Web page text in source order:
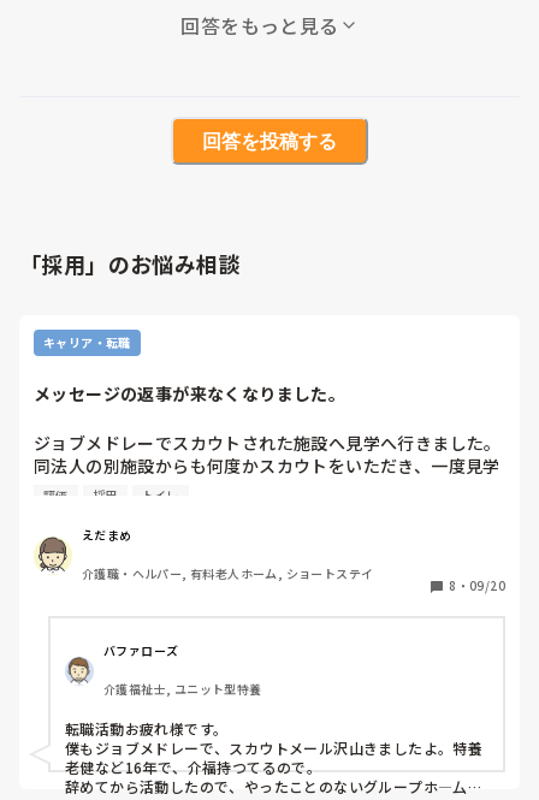
回答をもっと見る
回答を投稿する
「採用」のお悩み相談
キャリア・転職
メッセージの返事が来なくなりました。
ジョブメドレーでスカウトされた施設へ見学へ行きました。
同法人の別施設からも何度かスカウトをいただき、一度見学
へ行きましたがトイレが施設に一つしかなく辞退しました。
ならと思い行ったのですが、見学前はベタ褒めするような形
で送られてきていたメッセージがぱたりと止まり…。
現地でも、お時間をいただきありがとうございましたとお礼
ジも送ったのですが、一切返事がありません。
失礼な施設だな…と思うのですが、こんなもんでしょうか？
どのみちそこには応募するつもりがないので良いといえば良
いのですが、見学の時にも失礼なことを言われたのもあり何
だかもやもやします。(当日は採用担当の人ではない人が案
内してくれましたが、なんで夜勤のみ希望なの？と小馬鹿に
したように笑ってきたり、昼間の人の方がレクやお風呂で大
変に決まってるから夜勤のみは評価低いよね、などと言われ
評価 採用 トイレ
えだまめ
介護職・ヘルパー, 有料老人ホーム, ショートステイ
8 ・ 09/20
バファローズ
介護福祉士, ユニット型特養
転職活動お疲れ様です。
僕もジョブメドレーで、スカウトメール沢山きましたよ。特養
老健など16年で、介福持つてるので。
辞めてから活動したので、やったことのないグループホ―厶で